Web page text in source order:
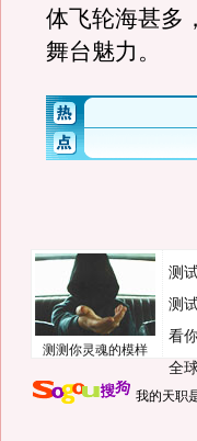
体飞轮海甚多
舞台魅力。
测测你灵魂的模样
测
测
看
全
我的天职